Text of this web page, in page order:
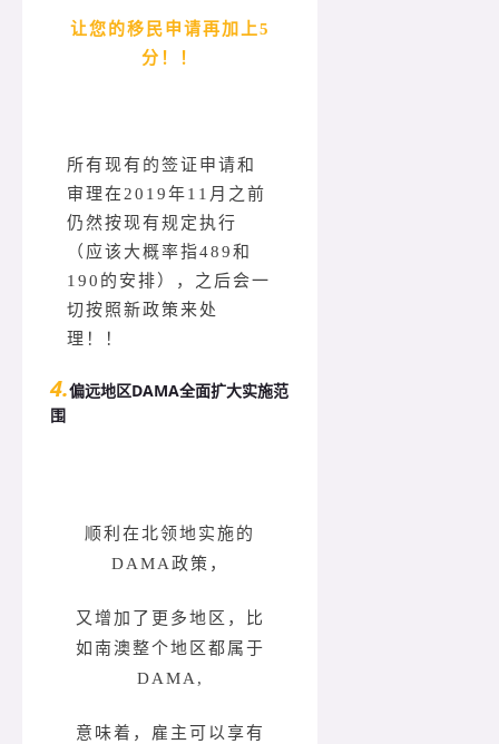
让您的移民申请再加上5
分！！
所有现有的签证申请和
审理在2019年11月之前
仍然按现有规定执行
（应该大概率指489和
190的安排），之后会一
切按照新政策来处
理！！
4.偏远地区DAMA全面扩大实施范
围
顺利在北领地实施的
DAMA政策，
又增加了更多地区，比
如南澳整个地区都属于
DAMA,
意味着，雇主可以享有